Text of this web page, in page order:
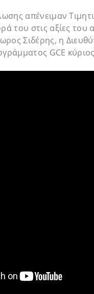
απένειμαν
του στις αξίες
Σιδέρης, η
GCE